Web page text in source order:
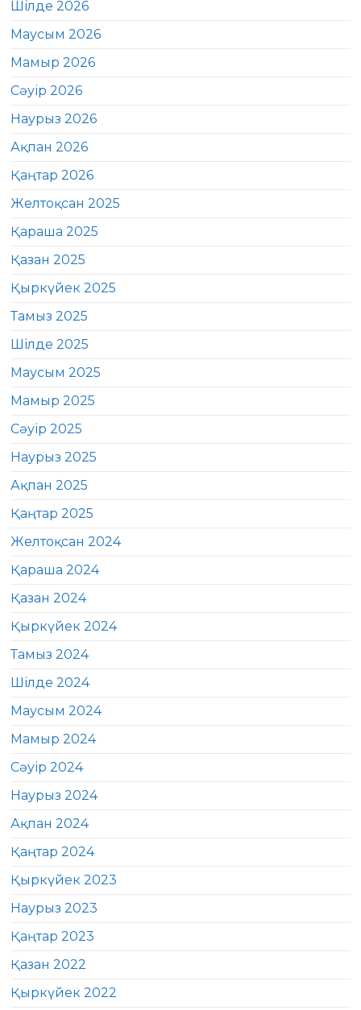
Шілде 2026
Маусым 2026
Мамыр 2026
Сәуір 2026
Наурыз 2026
Ақпан 2026
Қаңтар 2026
Желтоқсан 2025
Қараша 2025
Қазан 2025
Қыркүйек 2025
Тамыз 2025
Шілде 2025
Маусым 2025
Мамыр 2025
Сәуір 2025
Наурыз 2025
Ақпан 2025
Қаңтар 2025
Желтоқсан 2024
Қараша 2024
Қазан 2024
Қыркүйек 2024
Тамыз 2024
Шілде 2024
Маусым 2024
Мамыр 2024
Сәуір 2024
Наурыз 2024
Ақпан 2024
Қаңтар 2024
Қыркүйек 2023
Наурыз 2023
Қаңтар 2023
Қазан 2022
Қыркүйек 2022